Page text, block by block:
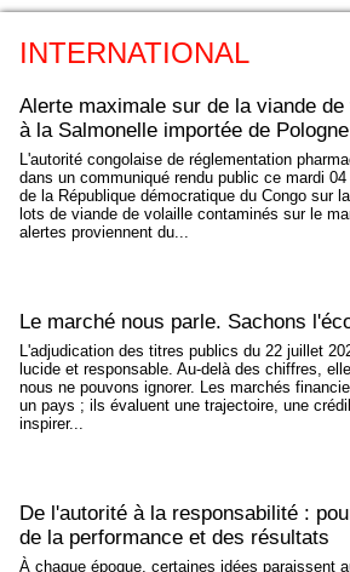
INTERNATIONAL
Alerte maximale sur de la viande
à la Salmonelle importée de
L'autorité congolaise de réglementation
dans un communiqué rendu public ce mardi
de la République démocratique du Congo sur
lots de viande de volaille contaminés sur le
alertes proviennent du...
Le marché nous parle. Sachons
L'adjudication des titres publics du 22 juillet
lucide et responsable. Au-delà des chiffres,
nous ne pouvons ignorer. Les marchés
un pays ; ils évaluent une trajectoire, une
inspirer...
De l'autorité à la responsabilité :
de la performance et des résultats
À chaque époque, certaines idées paraissent